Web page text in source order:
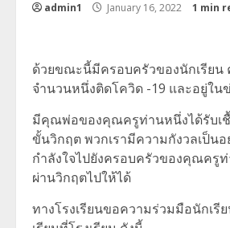
admin1 January 16, 2022 1 min
ด้วยขณะนี้มีครอบครัวของนักเรียน
จำนวนหนึ่งติดโควิด -19 และอยู่ใน
มีคุณพ่อของคุณครูท่านหนึ่งได้รับเ
ขั้นวิกฤต พวกเรามีความกังวลเป็นอ
กำลังใจไปยังครอบครัวของคุณครู
ผ่านวิกฤตไปให้ได้
ทางโรงเรียนขอความร่วมมือนักเ